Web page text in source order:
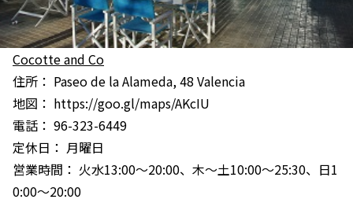
Cocotte and Co
住所： Paseo de la Alameda, 48 Valencia
地図： https://goo.gl/maps/AKcIU
電話： 96-323-6449
定休日： 月曜日
営業時間： 火水13:00～20:00、木～土10:00～25:30、日1
0:00～20:00